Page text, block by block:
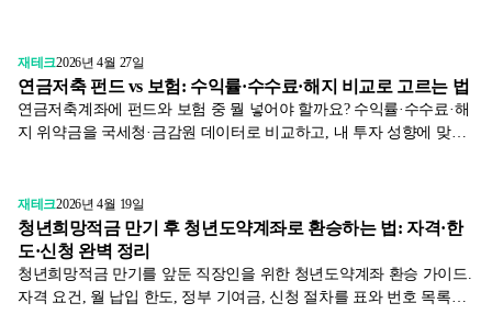
재테크2026년 4월 27일
연금저축 펀드 vs 보험: 수익률·수수료·해지 비교로 고르는 법
연금저축계좌에 펀드와 보험 중 뭘 넣어야 할까요? 수익률·수수료·해
지 위약금을 국세청·금감원 데이터로 비교하고, 내 투자 성향에 맞는
재테크2026년 4월 19일
청년희망적금 만기 후 청년도약계좌로 환승하는 법: 자격·한
도·신청 완벽 정리
청년희망적금 만기를 앞둔 직장인을 위한 청년도약계좌 환승 가이드.
자격 요건, 월 납입 한도, 정부 기여금, 신청 절차를 표와 번호 목록으